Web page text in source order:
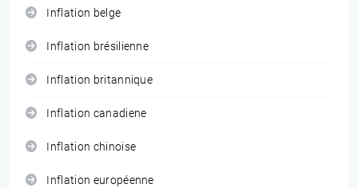
Inflation belge
Inflation brésilienne
Inflation britannique
Inflation canadiene
Inflation chinoise
Inflation européenne